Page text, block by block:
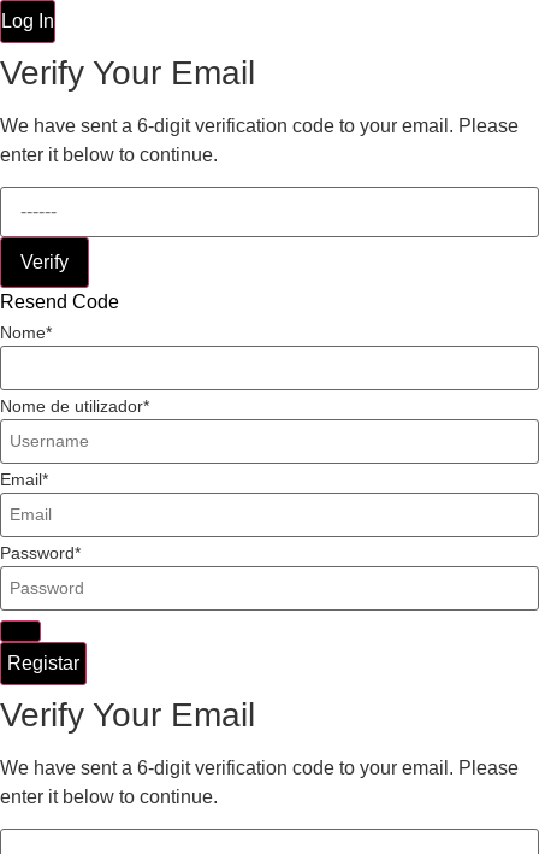
Log In
Verify Your Email
We have sent a 6-digit verification code to your email. Please
enter it below to continue.
Verify
Resend Code
Nome
Nome de utilizador
Email
Password
Registar
Verify Your Email
We have sent a 6-digit verification code to your email. Please
enter it below to continue.